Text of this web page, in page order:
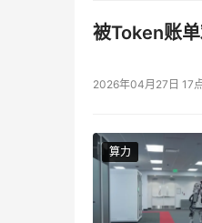
被Token账
2026年04月27日 17
算力
算力